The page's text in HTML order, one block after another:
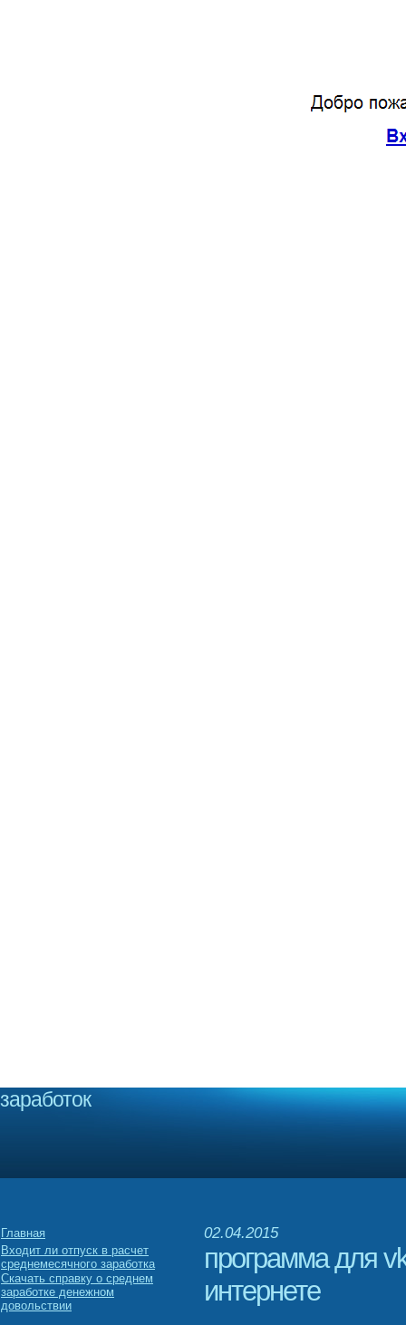
заработок
Главная
Входит ли отпуск в расчет
среднемесячного заработка
Скачать справку о среднем
заработке денежном
довольствии
02.04.2015
программа для
интернете